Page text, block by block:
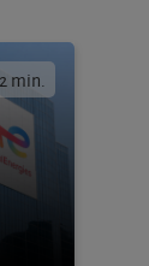
min.